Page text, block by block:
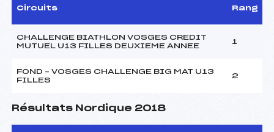
Circuits Rang
CHALLENGE BIATHLON VOSGES CREDIT
MUTUEL U13 FILLES DEUXIEME ANNEE
1
FOND – VOSGES CHALLENGE BIG MAT U13
FILLES
2
Résultats Nordique 2018